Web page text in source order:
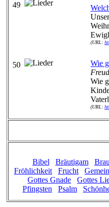
49
(URL:
50 Wie
Wie
(URL:
Bibel
Bräutigam
Fröhlichkeit
Frucht
Gottes Gnade
Gottes
Pfingsten
Psalm